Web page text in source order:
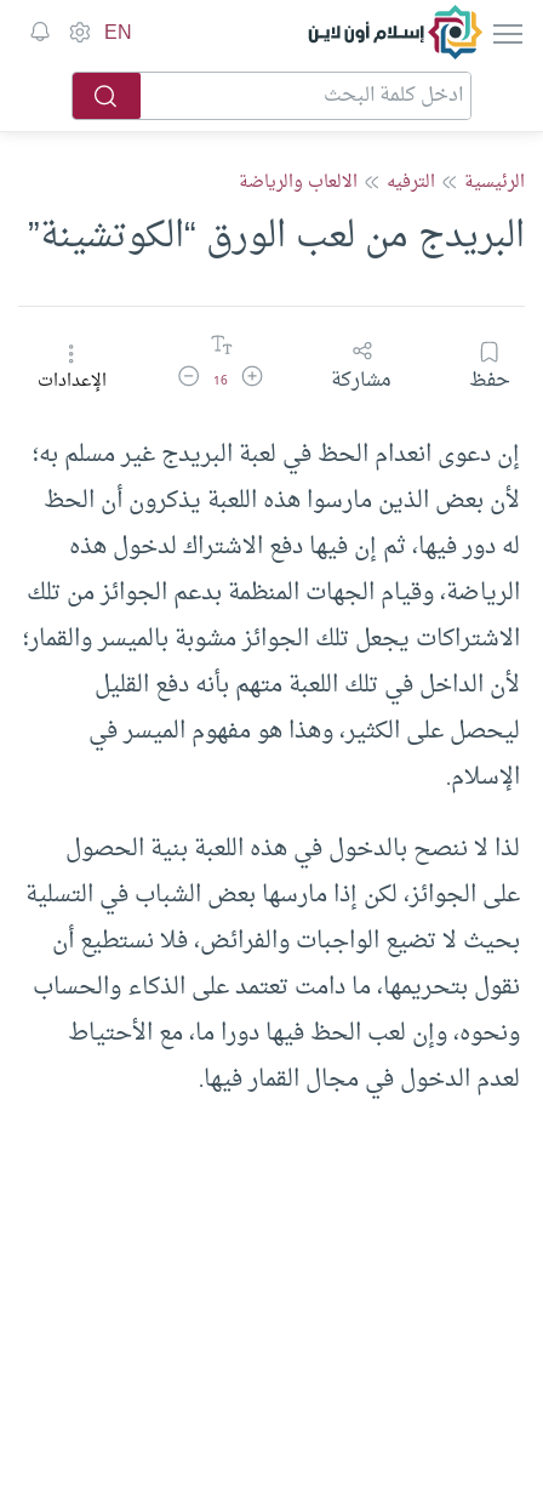
إسلام أون لاين EN
الرئيسية الترفيه الالعاب والرياضة
البريدج من لعب الورق “الكوتشينة”
حفظ مشاركة زيادة حجم الخط
16 تقليل حجم الخطالإعدادات
إن دعوى انعدام الحظ في لعبة البريدج غير مسلم به؛
لأن بعض الذين مارسوا هذه اللعبة يذكرون أن الحظ
له دور فيها، ثم إن فيها دفع الاشتراك لدخول هذه
الرياضة، وقيام الجهات المنظمة بدعم الجوائز من تلك
الاشتراكات يجعل تلك الجوائز مشوبة بالميسر والقمار؛
لأن الداخل في تلك اللعبة متهم بأنه دفع القليل
ليحصل على الكثير، وهذا هو مفهوم الميسر في
الإسلام.
لذا لا ننصح بالدخول في هذه اللعبة بنية الحصول
على الجوائز، لكن إذا مارسها بعض الشباب في التسلية
بحيث لا تضيع الواجبات والفرائض، فلا نستطيع أن
نقول بتحريمها، ما دامت تعتمد على الذكاء والحساب
ونحوه، وإن لعب الحظ فيها دورا ما، مع الأحتياط
لعدم الدخول في مجال القمار فيها.